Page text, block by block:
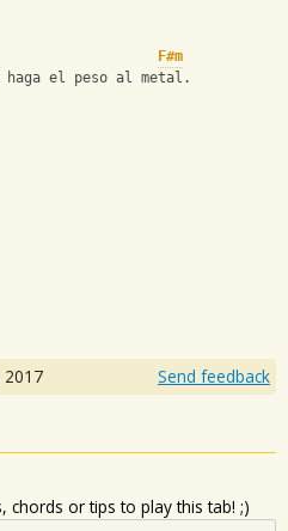
F#m
haga el peso al metal.
2017 Send feedback
chords or tips to play this tab! ;)